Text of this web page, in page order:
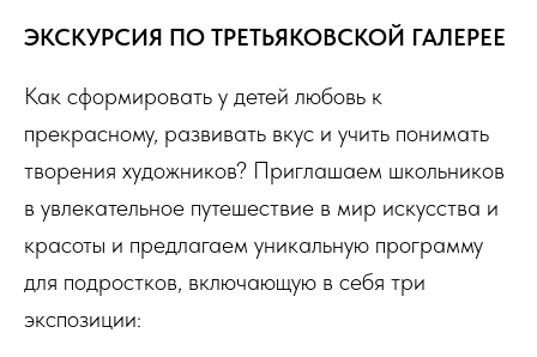
ЭКСКУРСИЯ ПО ТРЕТЬЯКОВСКОЙ ГАЛЕРЕЕ
Как сформировать у детей любовь к
прекрасному, развивать вкус и учить понимать
творения художников? Приглашаем школьников
в увлекательное путешествие в мир искусства и
красоты и предлагаем уникальную программу
для подростков, включающую в себя три
экспозиции: